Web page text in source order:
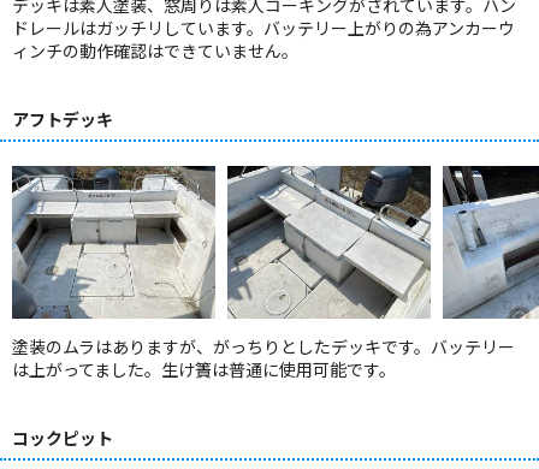
ドレールはガッチリしています。バッテリー上がりの為アンカーウ
ィンチの動作確認はできていません。
アフトデッキ
塗装のムラはありますが、がっちりとしたデッキです。バッテリー
は上がってました。生け簀は普通に使用可能です。
コックピット